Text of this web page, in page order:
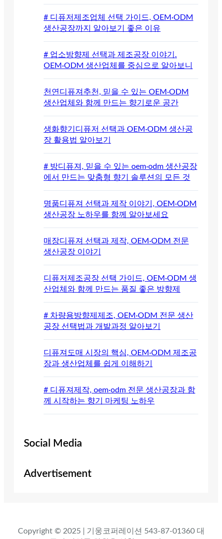
# 디퓨저제조업체 선택 가이드, OEM·ODM
생산공장까지 알아보기 좋은 이유
# 업소방향제 선택과 제조공장 이야기.
OEM·ODM 생산업체를 중심으로 알아보니
천연디퓨져추천, 믿을 수 있는 OEM·ODM
생산업체와 함께 만드는 향기로운 공간
생화향기디퓨저 선택과 OEM·ODM 생산공
장 활용법 알아보기
# 방디퓨져, 믿을 수 있는 oem·odm 생산공장
에서 만드는 맞춤형 향기 솔루션의 모든 것
명품디퓨져 선택과 제작 이야기, OEM·ODM
생산공장 노하우를 함께 알아보세요
매장디퓨져 선택과 제작, OEM·ODM 전문
생산공장 이야기
디퓨저제조공장 선택 가이드, OEM·ODM 생
산업체와 함께 만드는 품질 좋은 방향제
# 차량용방향제제조, OEM·ODM 전문 생산
공장 선택법과 개발과정 알아보기
디퓨져도매 시장의 핵심, OEM·ODM 제조공
장과 생산업체를 쉽게 이해하기
# 디퓨져제작, oem·odm 전문 생산공장과 함
께 시작하는 향기 마케팅 노하우
Social Media
Advertisement
Copyright © 2025 | 기웅코퍼레이션 543-87-01360 대